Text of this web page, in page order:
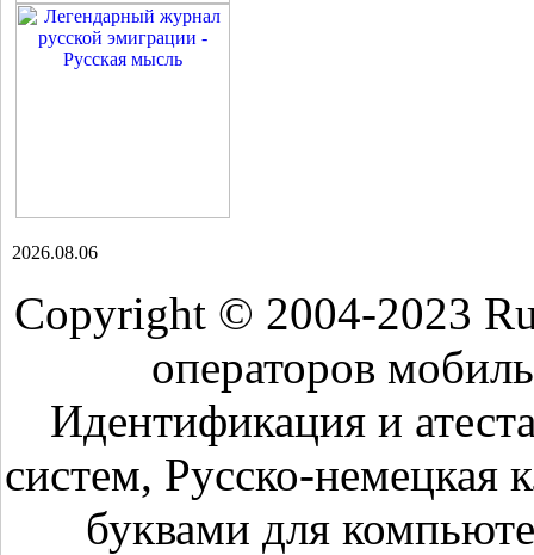
2026.08.06
Copyright © 2004-2023
операторов
Идентификация и
систем, Русско-немецкая
буквами для